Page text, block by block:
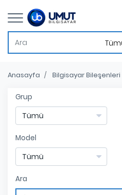
Anasayfa Bilgisayar Bileşenleri
Grup
Model
Ara